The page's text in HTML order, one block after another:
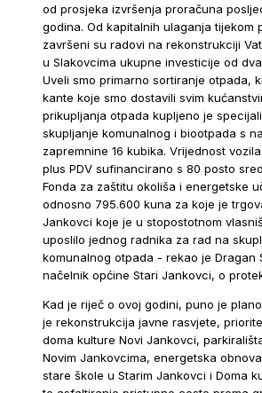
od prosjeka izvršenja proračuna
godina. Od kapitalnih ulaganja tijekom
završeni su radovi na rekonstrukciji
u Slakovcima ukupne investicije od
Uveli smo primarno sortiranje otpada,
kante koje smo dostavili svim
prikupljanja otpada kupljeno je
skupljanje komunalnog i biootpada s
zapremnine 16 kubika. Vrijednost
plus PDV sufinancirano s 80 posto
Fonda za zaštitu okoliša i energetske
odnosno 795.600 kuna za koje je
Jankovci koje je u stopostotnom
uposlilo jednog radnika za rad na
komunalnog otpada - rekao je Dragan
načelnik općine Stari Jankovci, o
Kad je riječ o ovoj godini, puno je
je rekonstrukcija javne rasvjete,
doma kulture Novi Jankovci,
Novim Jankovcima, energetska
stare škole u Starim Jankovci i Doma